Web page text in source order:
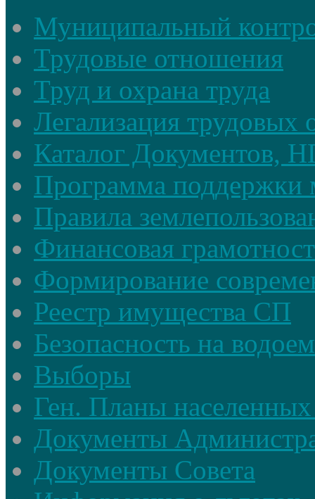
Муниципальный
Трудовые отношения
Труд и охрана труда
Легализация трудовых
Каталог Документов,
Программа поддержки
Правила
Финансовая
Формирование
Реестр имущества СП
Безопасность на
Выборы
Ген. Планы
Документы
Документы Совета